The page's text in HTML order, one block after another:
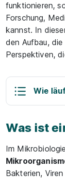
funktionieren,
Forschung,
kannst. In
den Aufbau,
Perspektiven,
Wie
Was ist
Im
Bakterien,